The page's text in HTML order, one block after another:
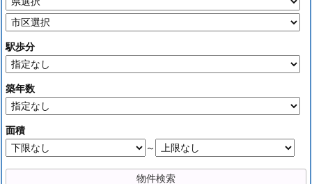
駅歩分
築年数
面積
～